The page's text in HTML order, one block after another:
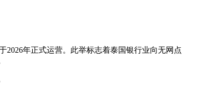
2026年正式运营。此举标志着泰国银行业向无网点